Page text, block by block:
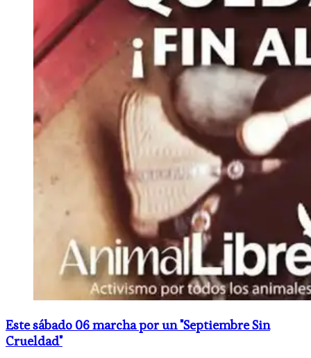
Este sábado 06 marcha por un "Septiembre Sin
Crueldad"